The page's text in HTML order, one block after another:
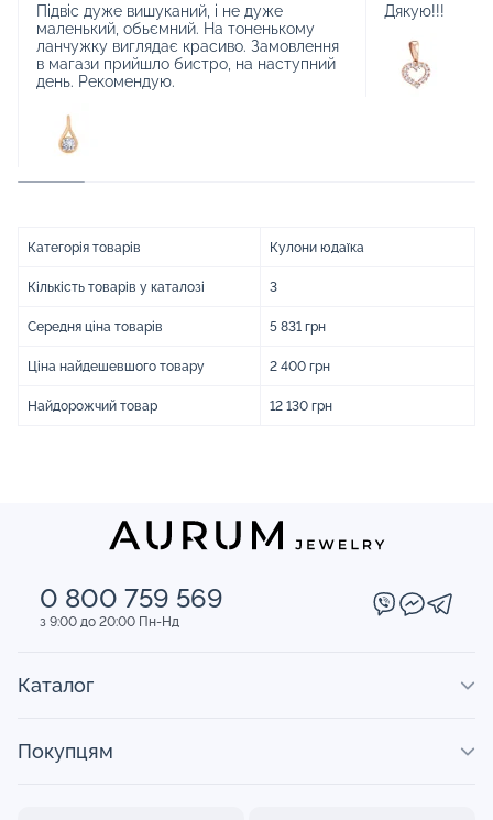
Підвіс дуже вишуканий, і не дуже
маленький, обьємний. На тоненькому
ланчужку виглядає красиво. Замовлення
в магази прийшло бистро, на наступний
день. Рекомендую.
Дякую!!!
Категорія товарів Кулони юдаїка
Кількість товарів у каталозі 3
Середня ціна товарів 5 831 грн
Ціна найдешевшого товару 2 400 грн
Найдорожчий товар 12 130 грн
0 800 759 569
з 9:00 до 20:00 Пн-Нд
Каталог
Покупцям